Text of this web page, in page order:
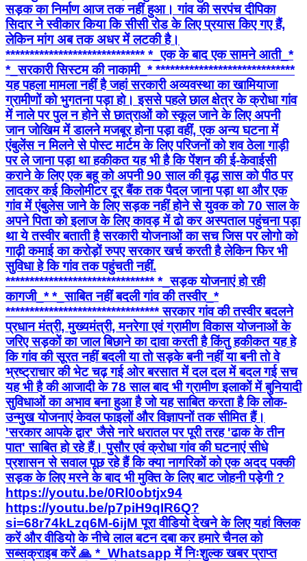
सड़क का निर्माण आज तक नहीं हुआ। गांव की सरपंच दीपिका
सिदार ने स्वीकार किया कि सीसी रोड के लिए प्रयास किए गए हैं,
लेकिन मांग अब तक अधर में लटकी है।
***************************** *_एक के बाद एक सामने आती_*
*_सरकारी सिस्टम की नाकामी_* *****************************
यह पहला मामला नहीं है जहां सरकारी अव्यवस्था का खामियाजा
ग्रामीणों को भुगतना पड़ा हो। इससे पहले छाल क्षेत्र के क्रोधा गांव
में नाले पर पुल न होने से छात्राओं को स्कूल जाने के लिए अपनी
जान जोखिम में डालने मजबूर होना पड़ा वहीं, एक अन्य घटना में
एंबुलेंस न मिलने से पोस्ट मार्टम के लिए परिजनों को शव ठेला गाड़ी
पर ले जाना पड़ा था हकीकत यह भी है कि पेंशन की ई-केवाईसी
कराने के लिए एक बहू को अपनी 90 साल की वृद्ध सास को पीठ पर
लादकर कई किलोमीटर दूर बैंक तक पैदल जाना पड़ा था और एक
गांव में एंबुलेस जाने के लिए सड़क नहीं होने से युवक को 70 साल के
अपने पिता को इलाज के लिए कावड़ में ढो कर अस्पताल पहुंचना पड़ा
था ये तस्वीर बताती है सरकारी योजनाओं का सच जिस पर लोगो को
गाढ़ी कमाई का करोड़ों रुपए सरकार खर्च करती है लेकिन फिर भी
सुविधा हे कि गांव तक पहुंचती नहीं.
******************************* *_सड़क योजनाएं हो रही
कागजी_* *_साबित नहीं बदली गांव की तस्वीर_*
******************************** सरकार गांव की तस्वीर बदलने
प्रधान मंत्री, मुख्यमंत्री, मनरेगा एवं ग्रामीण विकास योजनाओं के
जरिए सड़कों का जाल बिछाने का दावा करती है किंतु हकीकत यह हे
कि गांव की सूरत नहीं बदली या तो सड़के बनी नहीं या बनी तो वे
भ्रष्ट्राचार की भेट चढ़ गई ओर बरसात में दल दल में बदल गई सच
यह भी है की आजादी के 78 साल बाद भी ग्रामीण इलाकों में बुनियादी
सुविधाओं का अभाव बना हुआ है जो यह साबित करता है कि लोक-
उन्मुख योजनाएं केवल फाइलों और विज्ञापनों तक सीमित हैं।
'सरकार आपके द्वार' जैसे नारे धरातल पर पूरी तरह 'ढाक के तीन
पात' साबित हो रहे हैं। पुसौर एवं क्रोधा गांव की घटनाएं सीधे
प्रशासन से सवाल पूछ रहे हैं कि क्या नागरिकों को एक अदद पक्की
सड़क के लिए मरने के बाद भी मुक्ति के लिए बाट जोहनी पड़ेगी ?
https://youtu.be/0Rl0obtjx94
https://youtu.be/p7piH9qIR6Q?
si=68r74kLzq6M-6ijM पूरा वीडियो देखने के लिए यहां क्लिक
करें और वीडियो के नीचे लाल बटन दबा कर हमारे चैनल को
सब्सक्राइब करें 🙏 *_Whatsapp में निःशुल्क खबर प्राप्त